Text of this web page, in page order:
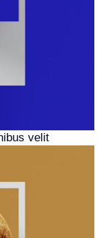
velit